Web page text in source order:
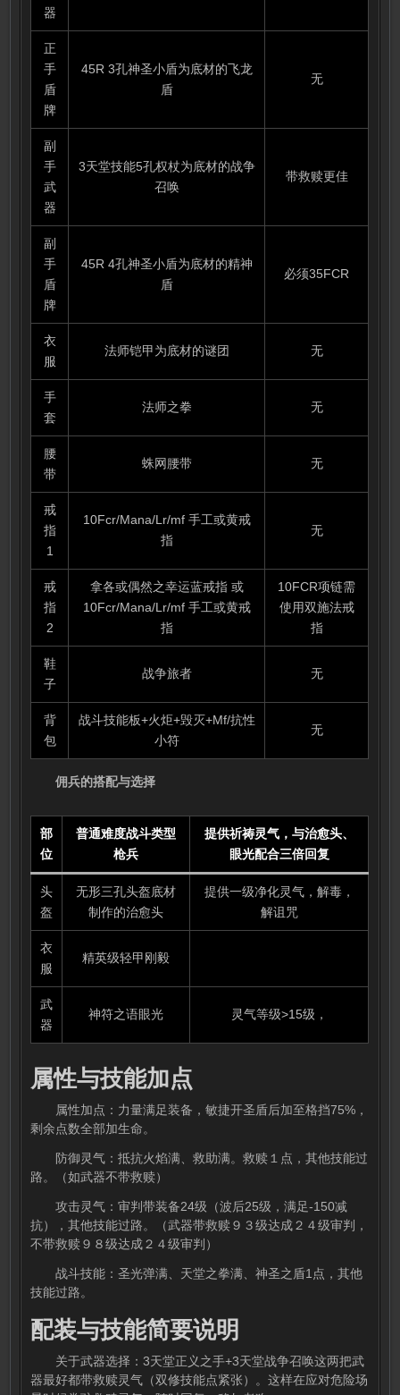
器
正
手
盾
牌
45R 3孔神圣小盾为底材的飞龙
盾
无
副
手
武
器
3天堂技能5孔权杖为底材的战争
召唤
带救赎更佳
副
手
盾
牌
45R 4孔神圣小盾为底材的精神
盾
必须35FCR
衣
服
法师铠甲为底材的谜团 无
手
套
法师之拳 无
腰
带
蛛网腰带 无
戒
指
1
10Fcr/Mana/Lr/mf 手工或黄戒
指
无
戒
指
2
拿各或偶然之幸运蓝戒指 或
10Fcr/Mana/Lr/mf 手工或黄戒
指
10FCR项链需
使用双施法戒
指
鞋
子
战争旅者 无
背
包
战斗技能板+火炬+毁灭+Mf/抗性
小符
无
佣兵的搭配与选择
部
位
普通难度战斗类型
枪兵
提供祈祷灵气，与治愈头、
眼光配合三倍回复
头
盔
无形三孔头盔底材
制作的治愈头
提供一级净化灵气，解毒，
解诅咒
衣
服
精英级轻甲刚毅
武
器
神符之语眼光 灵气等级>15级，
属性与技能加点
属性加点：力量满足装备，敏捷开圣盾后加至格挡75%，
剩余点数全部加生命。
防御灵气：抵抗火焰满、救助满。救赎１点，其他技能过
路。（如武器不带救赎）
攻击灵气：审判带装备24级（波后25级，满足-150减
抗），其他技能过路。（武器带救赎９３级达成２４级审判，
不带救赎９８级达成２４级审判）
战斗技能：圣光弹满、天堂之拳满、神圣之盾1点，其他
技能过路。
配装与技能简要说明
关于武器选择：3天堂正义之手+3天堂战争召唤这两把武
器最好都带救赎灵气（双修技能点紧张）。这样在应对危险场